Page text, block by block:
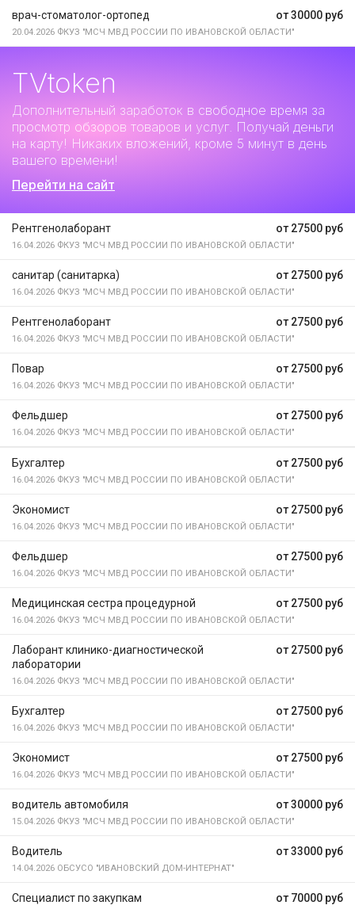
от 30000 руб
врач-стоматолог-ортопед
20.04.2026 ФКУЗ "МСЧ МВД РОССИИ ПО ИВАНОВСКОЙ ОБЛАСТИ"
TVtoken
Дополнительный заработок в свободное время за
просмотр обзоров товаров и услуг. Получай деньги
на карту! Никаких вложений, кроме 5 минут в день
вашего времени!
Перейти на сайт
от 27500 руб
Рентгенолаборант
16.04.2026 ФКУЗ "МСЧ МВД РОССИИ ПО ИВАНОВСКОЙ ОБЛАСТИ"
от 27500 руб
санитар (санитарка)
16.04.2026 ФКУЗ "МСЧ МВД РОССИИ ПО ИВАНОВСКОЙ ОБЛАСТИ"
от 27500 руб
Рентгенолаборант
16.04.2026 ФКУЗ "МСЧ МВД РОССИИ ПО ИВАНОВСКОЙ ОБЛАСТИ"
от 27500 руб
Повар
16.04.2026 ФКУЗ "МСЧ МВД РОССИИ ПО ИВАНОВСКОЙ ОБЛАСТИ"
от 27500 руб
Фельдшер
16.04.2026 ФКУЗ "МСЧ МВД РОССИИ ПО ИВАНОВСКОЙ ОБЛАСТИ"
от 27500 руб
Бухгалтер
16.04.2026 ФКУЗ "МСЧ МВД РОССИИ ПО ИВАНОВСКОЙ ОБЛАСТИ"
от 27500 руб
Экономист
16.04.2026 ФКУЗ "МСЧ МВД РОССИИ ПО ИВАНОВСКОЙ ОБЛАСТИ"
от 27500 руб
Фельдшер
16.04.2026 ФКУЗ "МСЧ МВД РОССИИ ПО ИВАНОВСКОЙ ОБЛАСТИ"
от 27500 руб
Медицинская сестра процедурной
16.04.2026 ФКУЗ "МСЧ МВД РОССИИ ПО ИВАНОВСКОЙ ОБЛАСТИ"
от 27500 руб
Лаборант клинико-диагностической
лаборатории
16.04.2026 ФКУЗ "МСЧ МВД РОССИИ ПО ИВАНОВСКОЙ ОБЛАСТИ"
от 27500 руб
Бухгалтер
16.04.2026 ФКУЗ "МСЧ МВД РОССИИ ПО ИВАНОВСКОЙ ОБЛАСТИ"
от 27500 руб
Экономист
16.04.2026 ФКУЗ "МСЧ МВД РОССИИ ПО ИВАНОВСКОЙ ОБЛАСТИ"
от 30000 руб
водитель автомобиля
15.04.2026 ФКУЗ "МСЧ МВД РОССИИ ПО ИВАНОВСКОЙ ОБЛАСТИ"
от 33000 руб
Водитель
14.04.2026 ОБСУСО "ИВАНОВСКИЙ ДОМ-ИНТЕРНАТ"
от 70000 руб
Специалист по закупкам